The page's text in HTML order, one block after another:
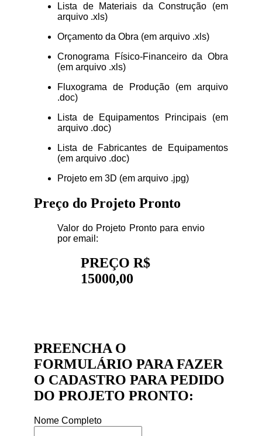
Lista de Materiais da Construção (em
arquivo .xls)
Orçamento da Obra (em arquivo .xls)
Cronograma Físico-Financeiro da Obra
(em arquivo .xls)
Fluxograma de Produção (em arquivo
.doc)
Lista de Equipamentos Principais (em
arquivo .doc)
Lista de Fabricantes de Equipamentos
(em arquivo .doc)
Projeto em 3D (em arquivo .jpg)
Preço do Projeto Pronto
Valor do Projeto Pronto para envio
por email:
PREÇO R$
15000,00
PREENCHA O
FORMULÁRIO PARA FAZER
O CADASTRO PARA PEDIDO
DO PROJETO PRONTO:
Nome Completo